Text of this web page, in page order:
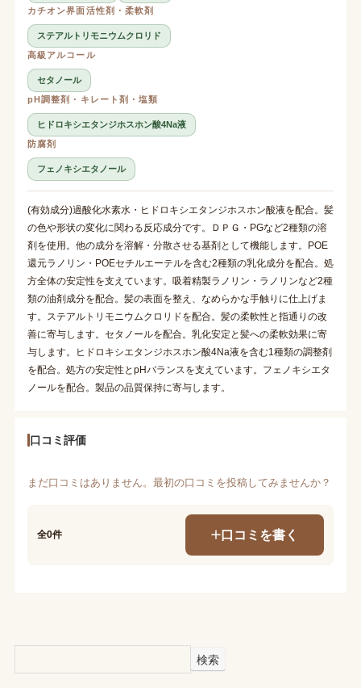
カチオン界面活性剤・柔軟剤
ステアルトリモニウムクロリド
高級アルコール
セタノール
pH調整剤・キレート剤・塩類
ヒドロキシエタンジホスホン酸4Na液
防腐剤
フェノキシエタノール
(有効成分)過酸化水素水・ヒドロキシエタンジホスホン酸液を配合。髪
の色や形状の変化に関わる反応成分です。ＤＰＧ・PGなど2種類の溶
剤を使用。他の成分を溶解・分散させる基剤として機能します。POE
還元ラノリン・POEセチルエーテルを含む2種類の乳化成分を配合。処
方全体の安定性を支えています。吸着精製ラノリン・ラノリンなど2種
類の油剤成分を配合。髪の表面を整え、なめらかな手触りに仕上げま
す。ステアルトリモニウムクロリドを配合。髪の柔軟性と指通りの改
善に寄与します。セタノールを配合。乳化安定と髪への柔軟効果に寄
与します。ヒドロキシエタンジホスホン酸4Na液を含む1種類の調整剤
を配合。処方の安定性とpHバランスを支えています。フェノキシエタ
ノールを配合。製品の品質保持に寄与します。
口コミ評価
まだ口コミはありません。最初の口コミを投稿してみませんか？
全0件 口コミを書く
検索